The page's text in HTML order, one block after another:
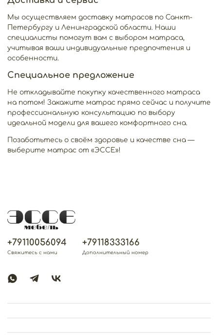
Мы осуществляем доставку матрасов по Санкт-
Петербургу и Ленинградской области. Наши
специалисты помогут вам с выбором матраса,
учитывая ваши индивидуальные предпочтения и
особенности.
Специальное предложение
Не откладывайте покупку качественного матраса
на потом! Закажите матрас прямо сейчас и получите
профессиональную консультацию по выбору
идеальной модели для вашего комфортного сна.
Позаботьтесь о своём здоровье и качестве сна —
выберите матрас от «ЭССЕ»!
+79110056094
Свяжитесь с нами
+79118333166
Дополнительный номер